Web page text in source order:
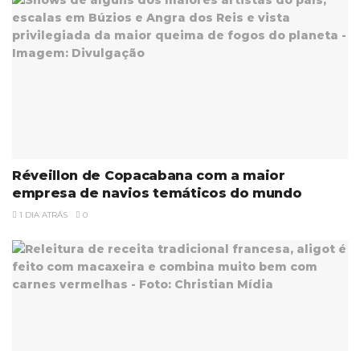
Réveillon de Copacabana com a maior
empresa de navios temáticos do mundo
1 DIA ATRÁS 0